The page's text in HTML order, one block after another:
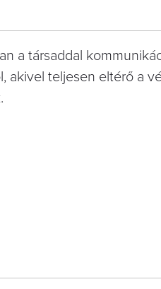
a társaddal
akivel teljesen eltérő a